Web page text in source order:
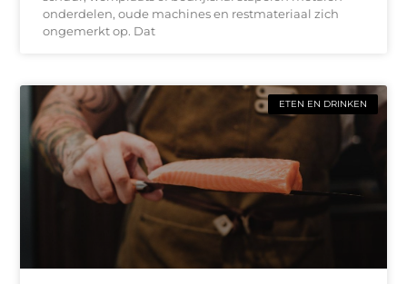
onderdelen, oude machines en restmateriaal zich
ongemerkt op. Dat
ETEN EN DRINKEN